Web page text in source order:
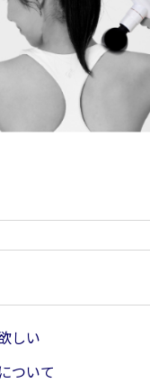
しい
ついて